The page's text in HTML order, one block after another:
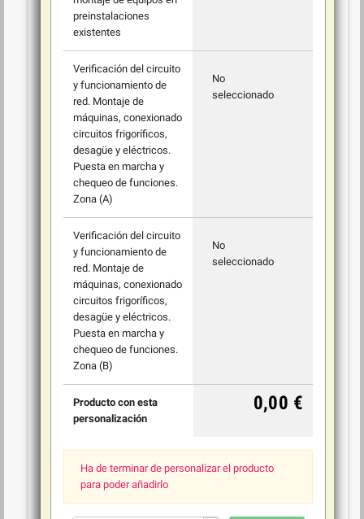
preinstalaciones
existentes
Verificación del circuito
y funcionamiento de
red. Montaje de
máquinas, conexionado
circuitos frigoríficos,
desagüe y eléctricos.
Puesta en marcha y
chequeo de funciones.
Zona (A)
No
seleccionado
Verificación del circuito
y funcionamiento de
red. Montaje de
máquinas, conexionado
circuitos frigoríficos,
desagüe y eléctricos.
Puesta en marcha y
chequeo de funciones.
Zona (B)
No
seleccionado
Producto con esta
personalización
0,00 €
Ha de terminar de personalizar el producto
para poder añadirlo